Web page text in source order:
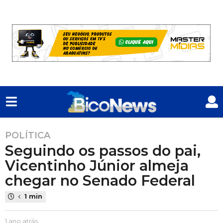
1
a
n
o
a
t
á
POLÍTICA
Seguindo os passos do pai,
Vicentinho Júnior almeja
chegar no Senado Federal
1 min
P
1 ano atrás